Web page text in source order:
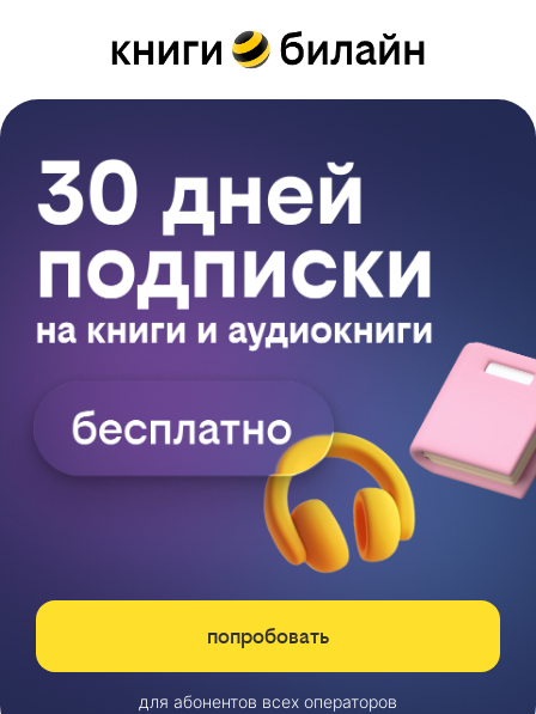
попробовать
для абонентов всех операторов